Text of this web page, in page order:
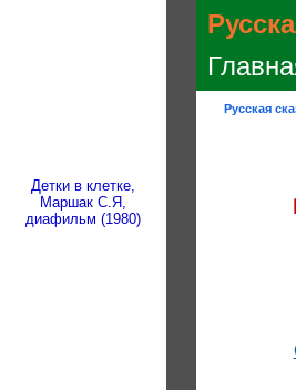
Детки в клетке,
Маршак С.Я,
диафильм (1980)
Русская